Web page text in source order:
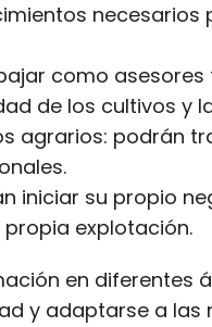
como
de los cultivos y
agrarios: podrán
iniciar su propio
explotación.
en
y adaptarse a